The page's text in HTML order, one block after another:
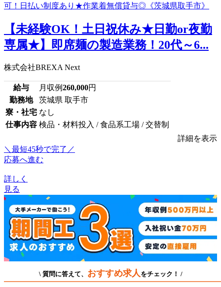
【未経験OK！土日祝休み★日勤or夜勤
専属★】即席麺の製造業務！20代～6...
株式会社BREXA Next
給与 月収例260,000円
勤務地
茨城県 取手市
寮・社宅 なし
仕事内容 検品・材料投入 / 食品系工場 / 交替制
詳細を表示
＼最短45秒で完了／
応募へ進む
詳しく
見る
\ 質問に答えて、 おすすめ求人 をチェック！ /